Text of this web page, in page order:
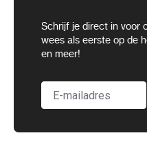
Schrijf je direct in voor
wees als eerste op de
en meer!